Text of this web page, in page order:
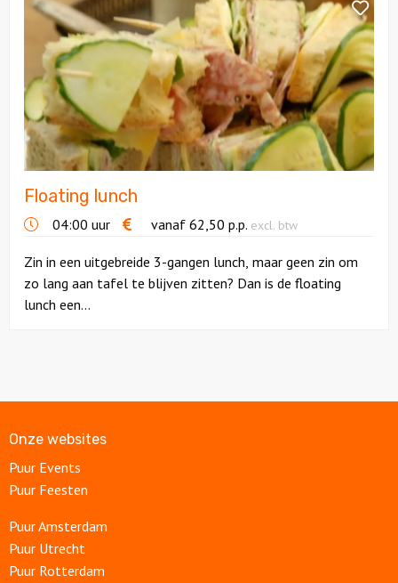
Floating
Floating lunch
04:00 uur vanaf 62,50 p.p. excl. btw
Zin in een uitgebreide 3-gangen lunch, maar geen zin om
zo lang aan tafel te blijven zitten? Dan is de floating
lunch een...
Onze websites
Puur Events
Puur Feesten
Puur Amsterdam
Puur Utrecht
Puur Rotterdam